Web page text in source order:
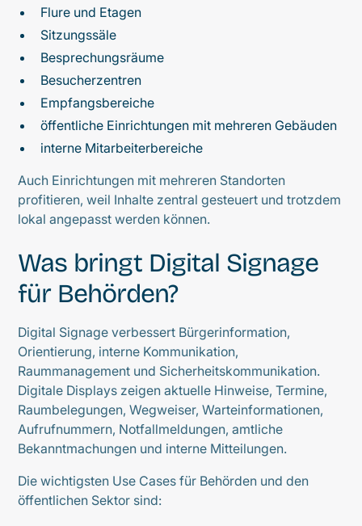
Flure und Etagen
Sitzungssäle
Besprechungsräume
Besucherzentren
Empfangsbereiche
öffentliche Einrichtungen mit mehreren Gebäuden
interne Mitarbeiterbereiche
Auch Einrichtungen mit mehreren Standorten
profitieren, weil Inhalte zentral gesteuert und trotzdem
lokal angepasst werden können.
Was bringt Digital Signage
für Behörden?
Digital Signage verbessert Bürgerinformation,
Orientierung, interne Kommunikation,
Raummanagement und Sicherheitskommunikation.
Digitale Displays zeigen aktuelle Hinweise, Termine,
Raumbelegungen, Wegweiser, Warteinformationen,
Aufrufnummern, Notfallmeldungen, amtliche
Bekanntmachungen und interne Mitteilungen.
Die wichtigsten Use Cases für Behörden und den
öffentlichen Sektor sind: